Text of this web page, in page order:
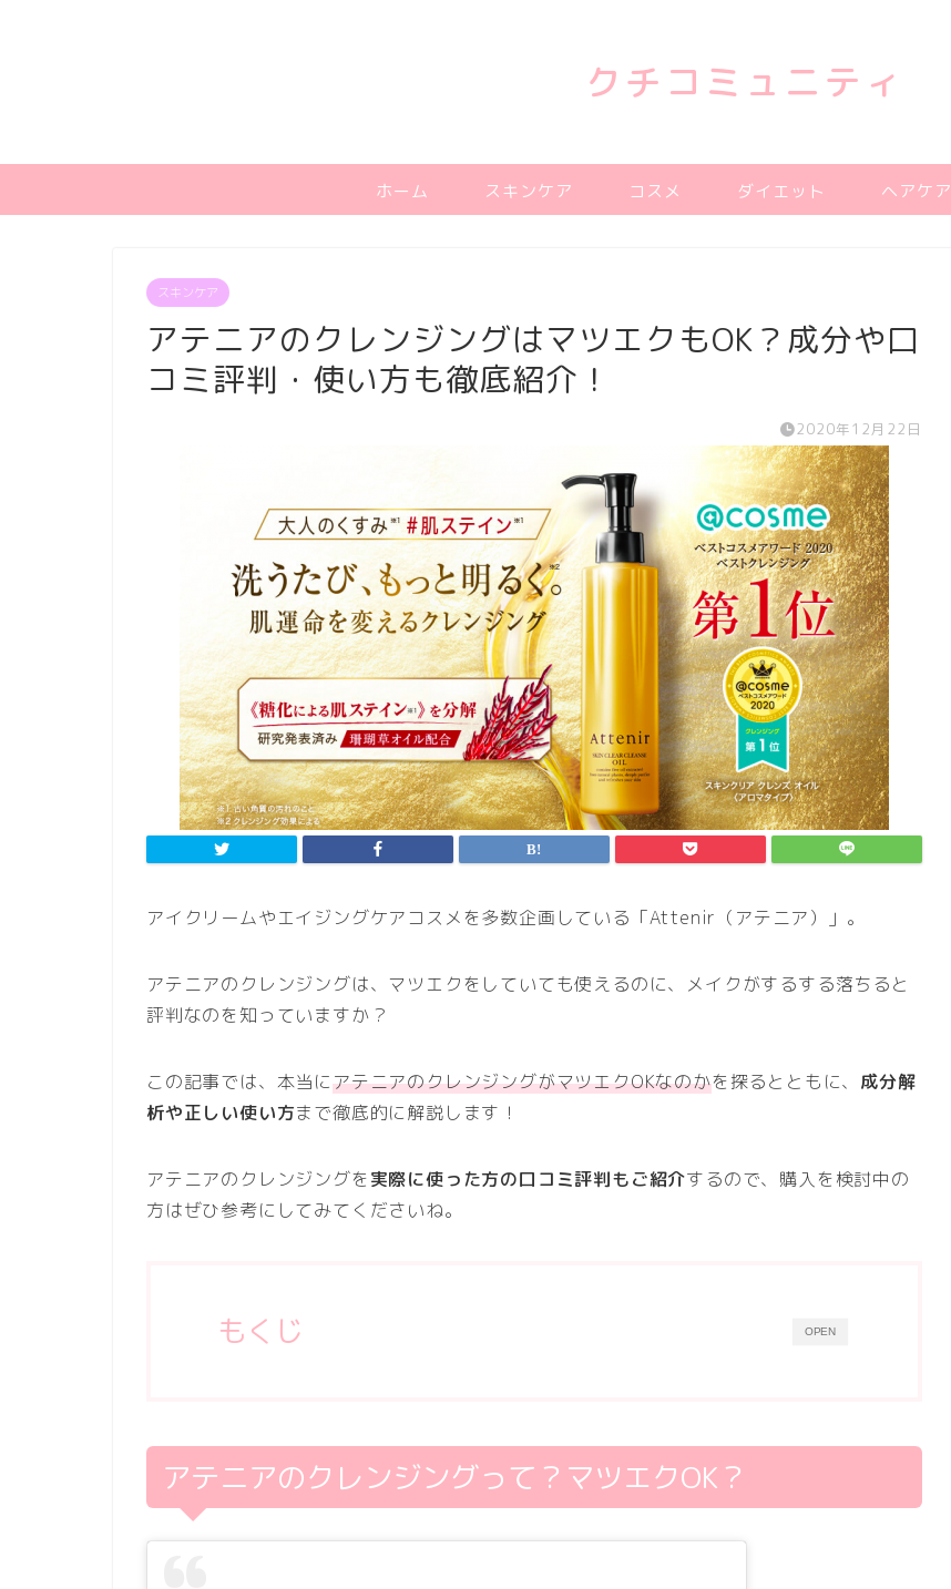
クチコミュニティ
ホーム スキンケア コスメ ダイエット ヘアケア
スキンケア
アテニアのクレンジングはマツエクもOK？成分や口
コミ評判・使い方も徹底紹介！
2020年12月22日
アイクリームやエイジングケアコスメを多数企画している「Attenir（アテニア）」。
アテニアのクレンジングは、マツエクをしていても使えるのに、メイクがするする落ちると
評判なのを知っていますか？
この記事では、本当にアテニアのクレンジングがマツエクOKなのかを探るとともに、 成分解
析や正しい使い方まで徹底的に解説します！
アテニアのクレンジングを実際に使った方の口コミ評判もご紹介するので、購入を検討中の
方はぜひ参考にしてみてくださいね。
OPEN
もくじ
アテニアのクレンジングって？マツエクOK？